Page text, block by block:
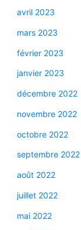
avril 2023
mars 2023
février 2023
janvier 2023
décembre 2022
novembre 2022
octobre 2022
septembre 2022
août 2022
juillet 2022
mai 2022